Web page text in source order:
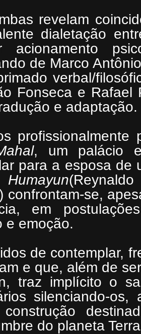
revelam
dialetação
acionamento
de Marco
verbal/
Fonseca e Rafael
e adaptação.
, um palácio
para a esposa de
Humayun
confrontam-se,
em
e emoção.
de contemplar,
e que, além de
traz implícito o
silenciando-os,
construção
do planeta